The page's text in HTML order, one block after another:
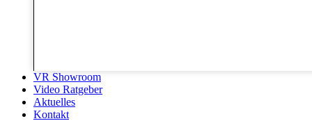
VR Showroom
Video Ratgeber
Aktuelles
Kontakt